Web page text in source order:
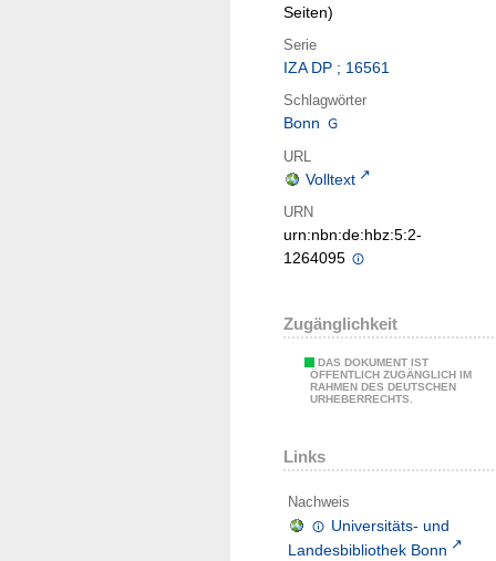
Seiten)
Serie
IZA DP ; 16561
Schlagwörter
Bonn
URL
Volltext
URN
urn:nbn:de:hbz:5:2-
1264095
Zugänglichkeit
DAS DOKUMENT IST
ÖFFENTLICH ZUGÄNGLICH IM
RAHMEN DES DEUTSCHEN
URHEBERRECHTS.
Links
Nachweis
Universitäts- und
Landesbibliothek Bonn